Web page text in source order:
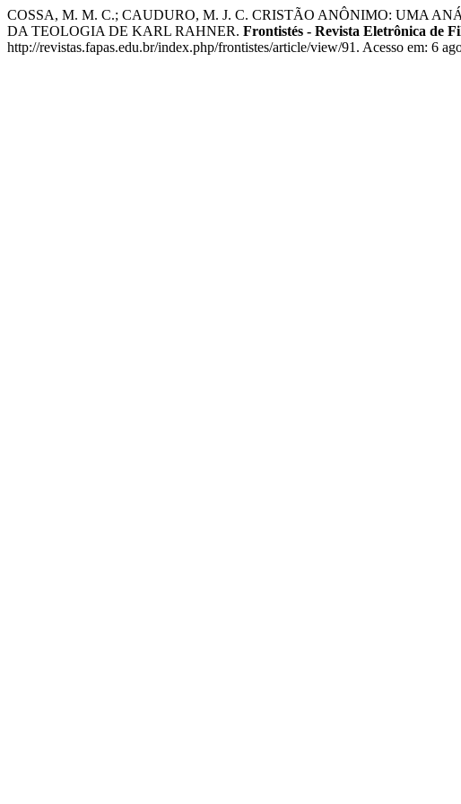
COSSA, M. M. C.; CAUDURO, M. J. C. CRISTÃO ANÔNIMO: UMA
DA TEOLOGIA DE KARL RAHNER. Frontistés - Revista Eletrônica de
http://revistas.fapas.edu.br/index.php/frontistes/article/view/91. Acesso em: 6